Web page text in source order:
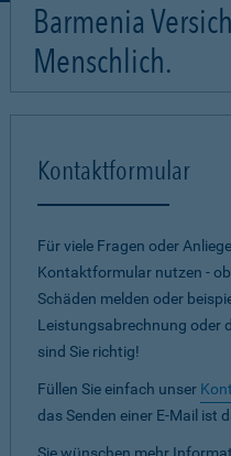
Barmenia
Menschlich.
Kontaktformular
Für viele Fragen oder
Kontaktformular nutzen -
Schäden melden oder
Leistungsabrechnung oder
sind Sie richtig!
Füllen Sie einfach unser
das Senden einer E-Mail ist